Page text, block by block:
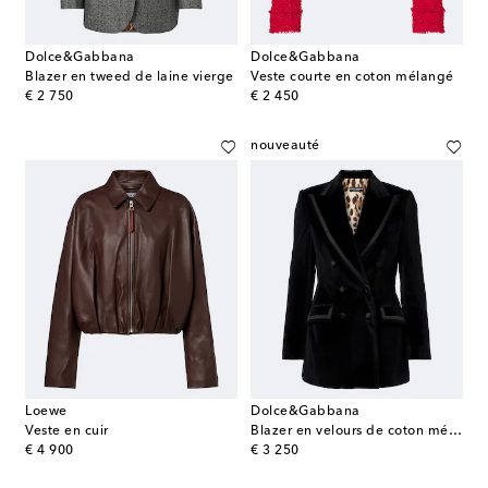
Dolce&Gabbana
Blazer en tweed de laine vierge
€ 2 750
original price
Dolce&Gabbana
Veste courte en coton mélangé
€ 2 450
original price
Loewe
Veste en cuir
€ 4 900
original price
nouveauté
Dolce&Gabbana
Blazer en velours de coton mélangé
€ 3 250
original price